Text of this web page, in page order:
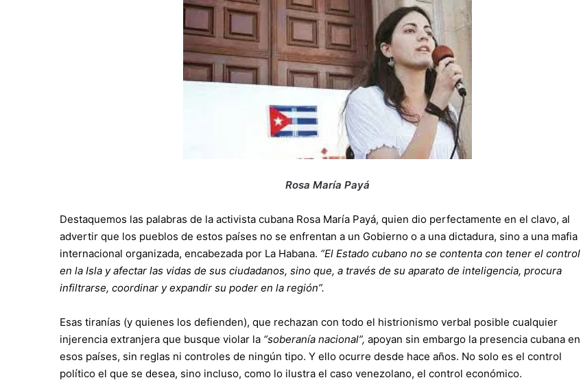
Rosa María Payá
Destaquemos las palabras de la activista cubana Rosa María Payá, quien dio perfectamente en el clavo, al
advertir que los pueblos de estos países no se enfrentan a un Gobierno o a una dictadura, sino a una mafia
internacional organizada, encabezada por La Habana. “El Estado cubano no se contenta con tener el control
en la Isla y afectar las vidas de sus ciudadanos, sino que, a través de su aparato de inteligencia, procura
infiltrarse, coordinar y expandir su poder en la región”.
Esas tiranías (y quienes los defienden), que rechazan con todo el histrionismo verbal posible cualquier
injerencia extranjera que busque violar la “soberanía nacional”, apoyan sin embargo la presencia cubana en
esos países, sin reglas ni controles de ningún tipo. Y ello ocurre desde hace años. No solo es el control
político el que se desea, sino incluso, como lo ilustra el caso venezolano, el control económico.